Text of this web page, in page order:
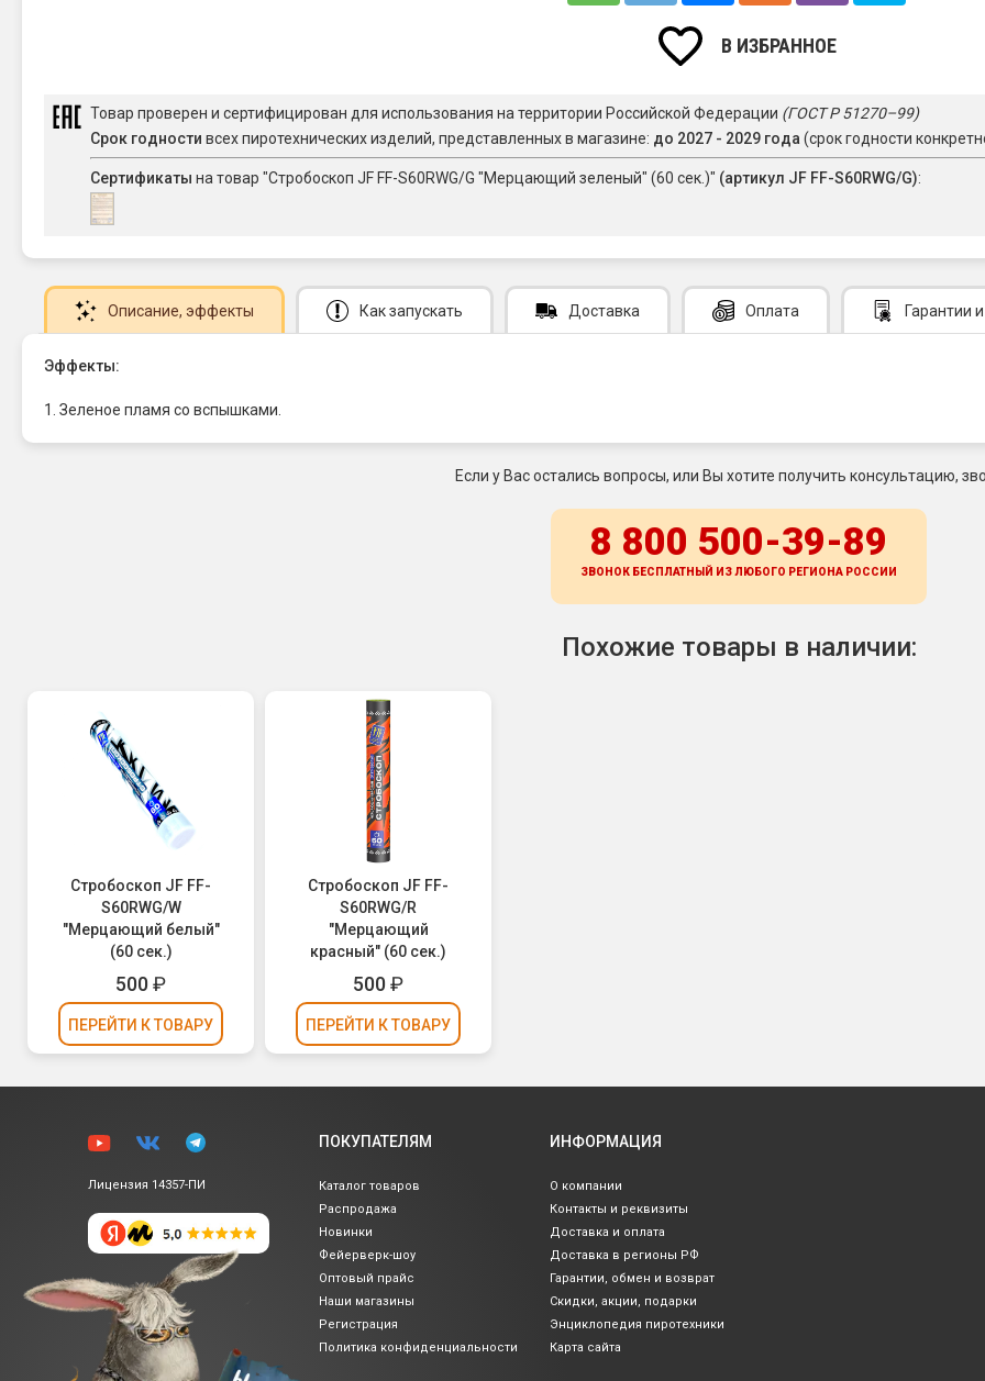
В ИЗБРАННОЕ
Товар проверен и сертифицирован для использования на территории Российской Федерации (ГОСТ Р 51270–99)
Срок годности всех пиротехнических изделий, представленных в магазине: до 2027 - 2029 года(срок годности
Сертификаты на товар "Стробоскоп JF FF-S60RWG/G "Мерцающий зеленый" (60 сек.)" (артикул JF FF-S60RWG/G):
Описание, эффекты Как запускать Доставка Оплата Гарантии
Эффекты:
1. Зеленое пламя со вспышками.
Если у Вас остались вопросы, или Вы хотите получить консультацию,
8 800 500-39-89
ЗВОНОК БЕСПЛАТНЫЙ ИЗ ЛЮБОГО РЕГИОНА РОССИИ
Похожие товары в наличии:
Стробоскоп JF FF-
S60RWG/W
"Мерцающий белый"
(60 сек.)
500₽
ПЕРЕЙТИ К ТОВАРУ
Стробоскоп JF FF-
S60RWG/R
"Мерцающий
красный" (60 сек.)
500₽
ПЕРЕЙТИ К ТОВАРУ
Лицензия 14357-ПИ
ПОКУПАТЕЛЯМ
Каталог товаров
Распродажа
Новинки
Фейерверк-шоу
Оптовый прайс
Наши магазины
Регистрация
Политика конфиденциальности
ИНФОРМАЦИЯ
О компании
Контакты и реквизиты
Доставка и оплата
Доставка в регионы РФ
Гарантии, обмен и возврат
Скидки, акции, подарки
Энциклопедия пиротехники
Карта сайта